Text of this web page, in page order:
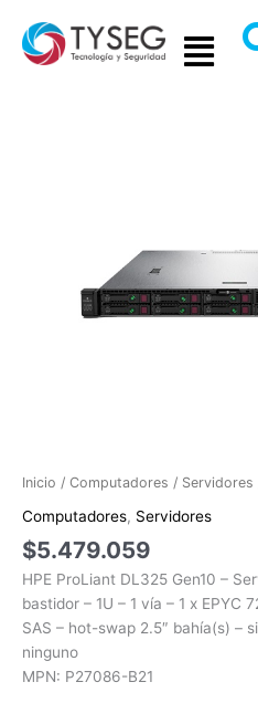
contenido
Inicio / Computadores / Servidores
Computadores, Servidores
$5.479.059
HPE ProLiant DL325 Gen10 –
bastidor – 1U – 1 vía – 1 x EPYC
SAS – hot-swap 2.5″ bahía(s) –
ninguno
MPN: P27086-B21